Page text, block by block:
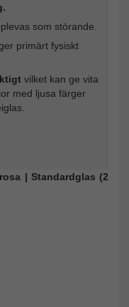
som störande.
ger primärt fysiskt
vilket kan ge vita
med ljusa färger
| Standardglas (2